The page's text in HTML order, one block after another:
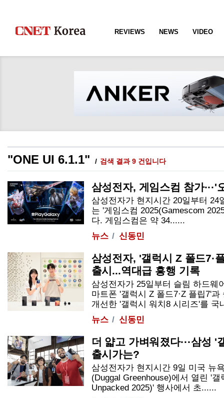
REVIEWS NEWS VIDEO
"ONE UI 6.1.1" 검색 결과 9 건입니다
삼성전자, 게임스컴 참가
삼성전자가 현지시간 20일부터 24
는 '게임스컴 2025(Gamescom
다. 게임스컴은 약 34......
뉴스
신동민
삼성전자, '갤럭시 Z 폴드7·
출시...역대급 흥행 기록
삼성전자가 25일부터 슬림 하드웨
마트폰 '갤럭시 Z 폴드7·Z 플립7'
개선한 '갤럭시 워치8 시리즈'를 국
뉴스
신동민
더 얇고 가벼워졌다···삼성
출시가는?
삼성전자가 현지시간 9일 미국 뉴
(Duggal Greenhouse)에서 열린 '
Unpacked 2025)' 행사에서 초......